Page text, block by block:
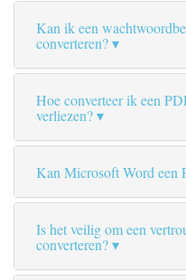
Kan ik een
converteren?
Hoe converteer ik een
verliezen?
Kan Microsoft Word een
Is het veilig om een
converteren?